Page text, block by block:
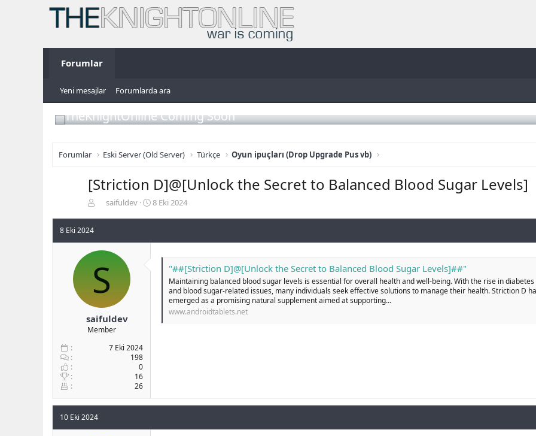
Forumlar
Yeni mesajlar Forumlarda ara
TheKnightOnline Coming Soon
Forumlar Eski Server (Old Server) Türkçe Oyun ipuçları (Drop Upgrade Pus vb)
[Striction D]@[Unlock the Secret to Balanced Blood Sugar Levels]
u
u
b
a
l
a
t
saifuldev
B
a
8 Eki 2024
8 Eki 2024
S
saifuldev
Member
7 Eki 2024
198
0
16
26
"##[Striction D]@[Unlock the Secret to Balanced Blood Sugar Levels]##"
Maintaining balanced blood sugar levels is essential for overall health and well-being. With the rise in diabetes
and blood sugar-related issues, many individuals seek effective solutions to manage their health. Striction D
emerged as a promising natural supplement aimed at supporting...
www.androidtablets.net
10 Eki 2024